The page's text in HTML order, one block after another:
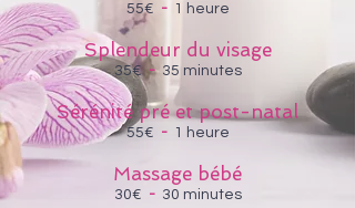
55€ -1 heure
Splendeur du visage
35€-35 minutes
Sérénité pré et post-natal
55€ -1 heure
Massage bébé
30€ -30 minutes